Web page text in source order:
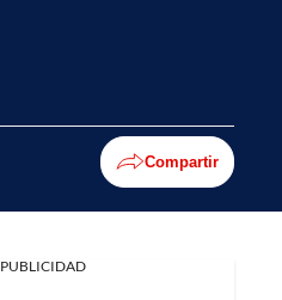
Compartir
PUBLICIDAD